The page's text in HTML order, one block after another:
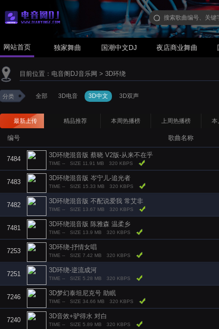
网站首页 独家舞曲 国潮中文DJ 夜店商业舞曲
目前位置： 电音阁DJ音乐网 > 3D环绕
分类 全部 3D电音 3D中文 3D双声
最新上传 精品推荐 本周热播榜 上周热播榜 本
编号 歌曲名称
7484
3D环绕混音版 蔡晓 V2版-从来不在乎
TIME -- SIZE 11.91 MB 320 KBPS
7483
3D环绕混音版 岑宁儿-追光者
TIME -- SIZE 15.33 MB 320 KBPS
7482
3D环绕混音版 不配说爱我 常艾非
TIME -- SIZE 13.67 MB 320 KBPS
7481
3D环绕混音版 陈雅森 温柔乡
TIME -- SIZE 13.9 MB 320 KBPS
7253
3D环绕-抒情女唱
TIME -- SIZE 7.42 MB 320 KBPS
7251
3D环绕-逆流成河
TIME -- SIZE 5.28 MB 320 KBPS
7246
3D梦幻泰坦尼克号 助眠
TIME -- SIZE 34.66 MB 320 KBPS
7240
3D音效+驴得水 对白
TIME -- SIZE 5.89 MB 320 KBPS